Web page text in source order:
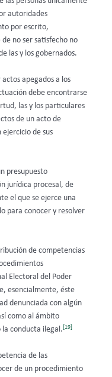
autoridades
por escrito,
no ser satisfecho no
las y los gobernados.
apegados a los
debe encontrarse
las y los particulares
de un acto de
de sus
presupuesto
jurídica procesal, de
el que se ejerce una
para conocer y resolver
de competencias
Electoral del Poder
esencialmente, éste
denunciada con algún
como al ámbito
conducta ilegal.[19]
de las
de un procedimiento